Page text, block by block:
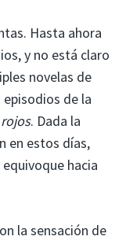
Hasta ahora
y no está claro
novelas de
de la
. Dada la
en estos días,
hacia
la sensación de